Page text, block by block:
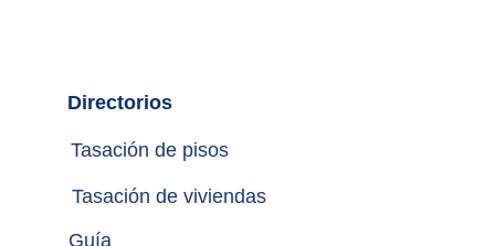
Directorios
Tasación de pisos
Tasación de viviendas
Guía